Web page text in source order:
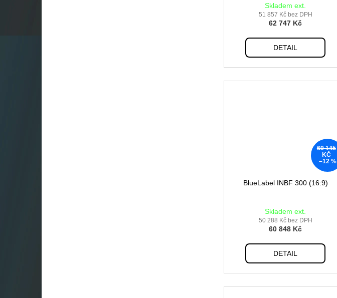
Skladem ext.
51 857 Kč bez DPH
62 747 Kč
DETAIL
69 145
KČ
–12 %
BlueLabel INBF 300 (16:9)
Skladem ext.
50 288 Kč bez DPH
60 848 Kč
DETAIL